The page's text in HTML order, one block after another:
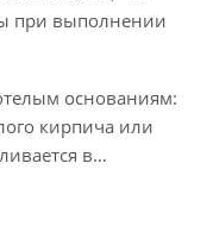
при выполнении
основаниям:
кирпича или
в
при